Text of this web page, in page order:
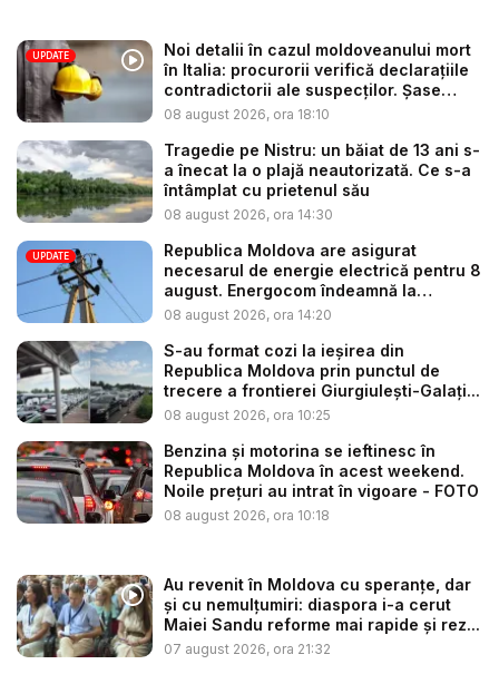
UPDATE
Noi detalii în cazul moldoveanului mort
în Italia: procurorii verifică declarațiile
contradictorii ale suspecților. Șase
per...
08 august 2026, ora 18:10
Tragedie pe Nistru: un băiat de 13 ani s-
a înecat la o plajă neautorizată. Ce s-a
întâmplat cu prietenul său
08 august 2026, ora 14:30
UPDATE
Republica Moldova are asigurat
necesarul de energie electrică pentru 8
august. Energocom îndeamnă la
consu...
08 august 2026, ora 14:20
S-au format cozi la ieșirea din
Republica Moldova prin punctul de
trecere a frontierei Giurgiulești-Galați...
08 august 2026, ora 10:25
Benzina și motorina se ieftinesc în
Republica Moldova în acest weekend.
Noile prețuri au intrat în vigoare - FOTO
08 august 2026, ora 10:18
Au revenit în Moldova cu speranțe, dar
și cu nemulțumiri: diaspora i-a cerut
Maiei Sandu reforme mai rapide și rez...
07 august 2026, ora 21:32